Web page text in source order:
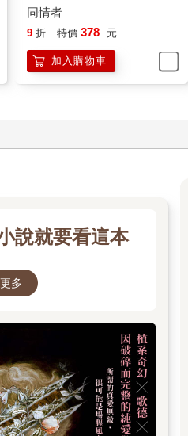
。他揉著被燙傷的指尖，看著我
機了。直到他重新端詳受傷的手
，關係親密到他曾偷偷向我透露
樣有十六分之一的血統。我說，
得神乎其技。自從一九五四年他
擰乾他秉持著充滿幹勁的美國精
個國家。當年的中情局還稱為戰
忙打法國人，甚至在我國的獨立
同時看到一體兩面。我從辦公室
打電話給克勞德，用英語告訴他
話說得很差，法語更差，但英語
點是因為他的同胞不見得每個人
時，似乎終於有了真實感。本以
能還會滿布美軍的轟炸機，或是
同情者
9 折 特價 378 元
加入購物車
說就要看這本
多